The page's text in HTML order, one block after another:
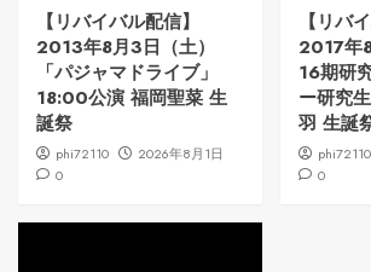
【リバイバル配信】
2013年8月3日（土）
「パジャマドライブ」
18:00公演 福岡聖菜 生
誕祭
phi72110
2026年8月1日
0
【リバ
2017年
16期研
ー研究
羽 生誕
phi72110
0